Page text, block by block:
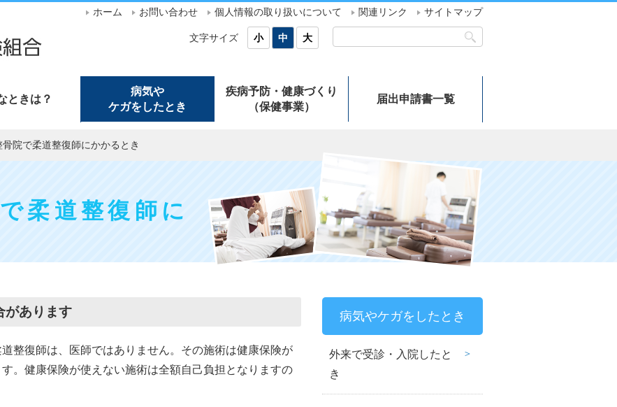
ホーム お問い合わせ 個人情報の取り扱いについて 関連リンク サイトマップ
文字サイズ 小 中 大
ときは？
病気や
ケガをしたとき
疾病予防・健康づくり
（保健事業）
届出申請書一覧
院で柔道整復師にかかるとき
柔道整復師に
があります
整復師は、医師ではありません。その施術は健康保険が
。健康保険が使えない施術は全額自己負担となりますの
病気やケガをしたとき
外来で受診・入院したと
き